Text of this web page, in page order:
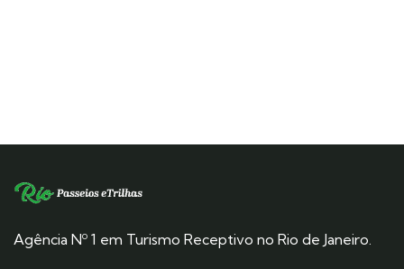
Agência Nº 1 em Turismo Receptivo no Rio de Janeiro.